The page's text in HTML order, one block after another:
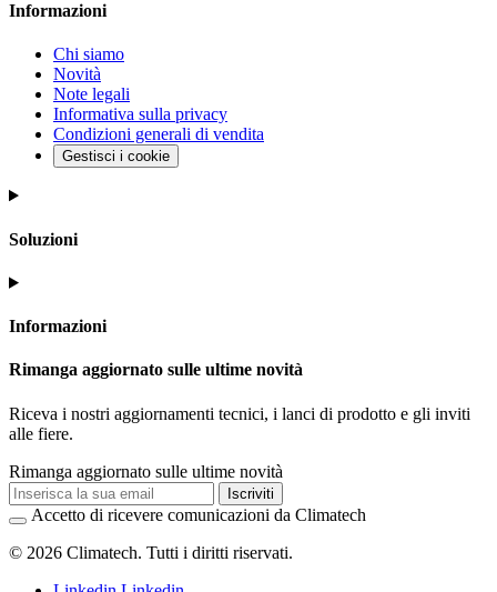
Informazioni
Chi siamo
Novità
Note legali
Informativa sulla privacy
Condizioni generali di vendita
Gestisci i cookie
Soluzioni
Informazioni
Rimanga aggiornato sulle ultime novità
Riceva i nostri aggiornamenti tecnici, i lanci di prodotto e gli inviti
alle fiere.
Rimanga aggiornato sulle ultime novità
Iscriviti
Accetto di ricevere comunicazioni da Climatech
© 2026 Climatech. Tutti i diritti riservati.